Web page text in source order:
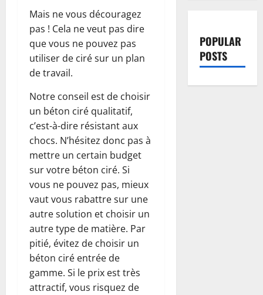
Mais ne vous découragez
pas ! Cela ne veut pas dire
que vous ne pouvez pas
utiliser de ciré sur un plan
de travail.
Notre conseil est de choisir
un béton ciré qualitatif,
c’est-à-dire résistant aux
chocs. N’hésitez donc pas à
mettre un certain budget
sur votre béton ciré. Si
vous ne pouvez pas, mieux
vaut vous rabattre sur une
autre solution et choisir un
autre type de matière. Par
pitié, évitez de choisir un
béton ciré entrée de
gamme. Si le prix est très
attractif, vous risquez de
POPULAR
POSTS